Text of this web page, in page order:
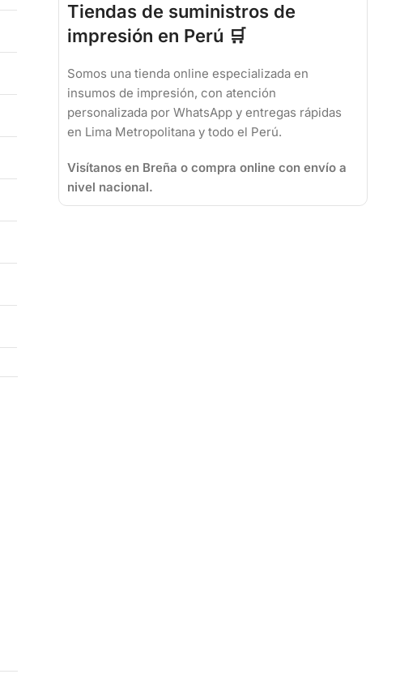
Tiendas de suministros de
impresión en Perú 🛒
Somos una tienda online especializada en
insumos de impresión, con atención
personalizada por WhatsApp y entregas rápidas
en Lima Metropolitana y todo el Perú.
Visítanos en Breña o compra online con envío a
nivel nacional.